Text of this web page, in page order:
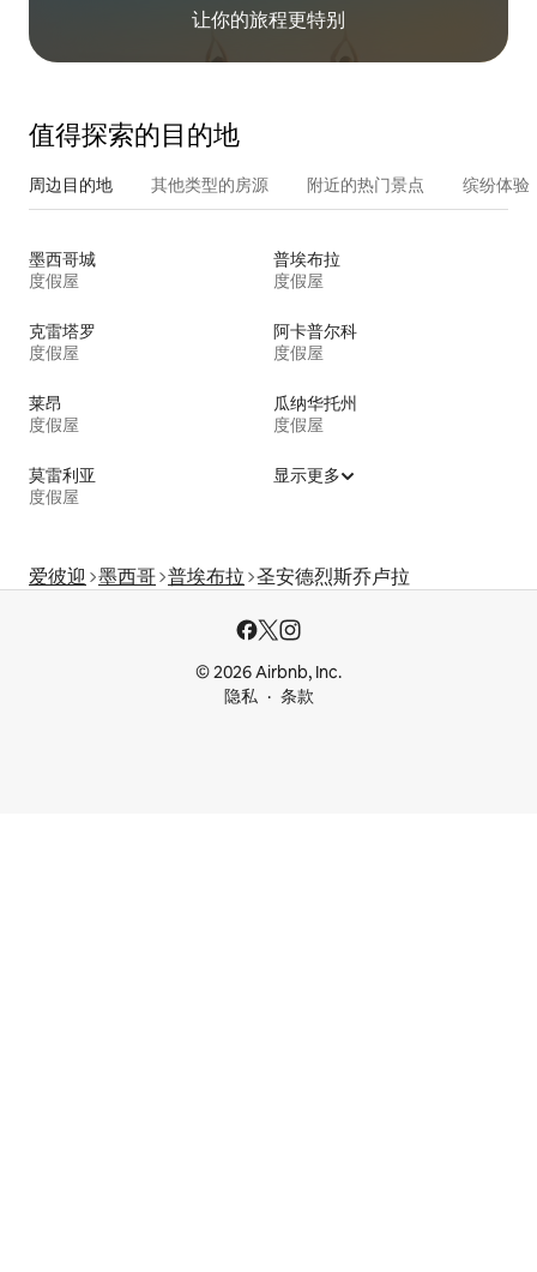
让你的旅程更特别
值得探索的目的地
周边目的地 其他类型的房源 附近的热门景点 缤纷体验
墨西哥城
度假屋
普埃布拉
度假屋
克雷塔罗
度假屋
阿卡普尔科
度假屋
莱昂
度假屋
瓜纳华托州
度假屋
莫雷利亚
度假屋
显示更多
爱彼迎 墨西哥 普埃布拉 圣安德烈斯乔卢拉
© 2026 Airbnb, Inc.
隐私
条款